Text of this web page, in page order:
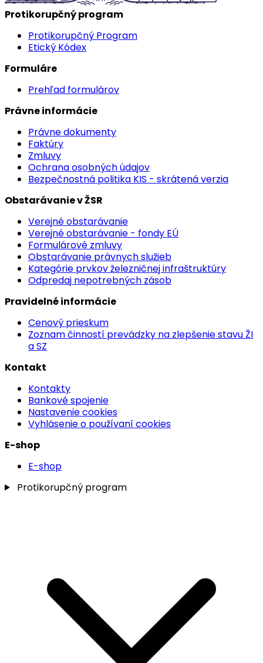
Protikorupčný program
Protikorupčný Program
Etický Kódex
Formuláre
Prehľad formulárov
Právne informácie
Právne dokumenty
Faktúry
Zmluvy
Ochrana osobných údajov
Bezpečnostná politika KIS - skrátená verzia
Obstarávanie v ŽSR
Verejné obstarávanie
Verejné obstarávanie - fondy EÚ
Formulárové zmluvy
Obstarávanie právnych služieb
Kategórie prvkov železničnej infraštruktúry
Odpredaj nepotrebných zásob
Pravidelné informácie
Cenový prieskum
Zoznam činností prevádzky na zlepšenie stavu ŽI
a SZ
Kontakt
Kontakty
Bankové spojenie
Nastavenie cookies
Vyhlásenie o používaní cookies
E-shop
E-shop
Protikorupčný program